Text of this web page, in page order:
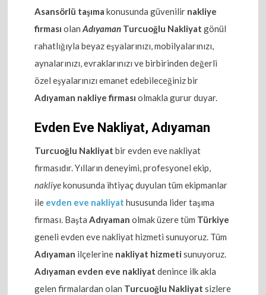
Asansörlü taşıma konusunda güvenilir nakliye
firması olanAdıyaman Turcuoğlu Nakliyat gönül
rahatlığıyla beyaz eşyalarınızı, mobilyalarınızı,
aynalarınızı, evraklarınızı ve birbirinden değerli
özel eşyalarınızı emanet edebileceğiniz bir
Adıyaman nakliye firması olmakla gurur duyar.
Evden Eve Nakliyat, Adıyaman
Turcuoğlu Nakliyat bir evden eve nakliyat
firmasıdır. Yılların deneyimi, profesyonel ekip,
nakliyekonusunda ihtiyaç duyulan tüm ekipmanlar
ile evden eve nakliyat hususunda lider taşıma
firması. BaştaAdıyaman olmak üzere tüm Türkiye
geneli evden eve nakliyat hizmeti sunuyoruz. Tüm
Adıyaman ilçelerine nakliyat hizmeti sunuyoruz.
Adıyaman evden eve nakliyat denince ilk akla
gelen firmalardan olan Turcuoğlu Nakliyat sizlere